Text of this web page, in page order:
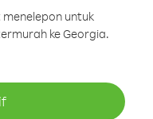
untuk
ke Georgia.